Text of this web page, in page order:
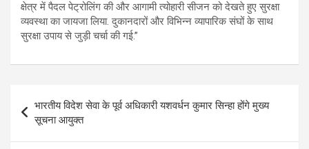
क्षेत्र में पैदल पेट्रोलिंग की और आगामी त्योहारी सीजन को देखते हुए सुरक्षा
व्यवस्था का जायजा लिया. दुकानदारों और विभिन्न व्यापारिक संघों के साथ
सुरक्षा उपाय से जुड़ी चर्चा की गई.”
navigation
भारतीय विदेश सेवा के पूर्व अधिकारी यशवर्धन कुमार सिन्हा होंगे मुख्य
सूचना आयुक्त